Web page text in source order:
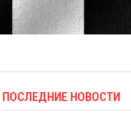
ПОСЛЕДНИЕ НОВОСТИ